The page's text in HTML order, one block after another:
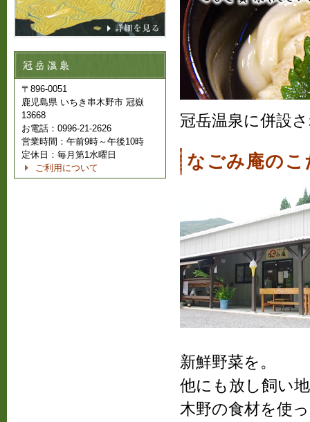
冠岳温泉に併設
なごみ庵のこ
新鮮野菜を。
他にも放し飼い
木野の食材を使
〒896-0051
鹿児島県 いちき串木野市 冠嶽
13668
お電話：0996-21-2626
営業時間：午前9時～午後10時
定休日：毎月第1水曜日
ご利用について